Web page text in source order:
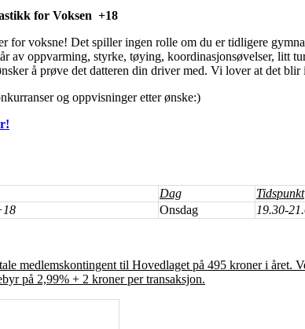
for Voksen +18
for voksne! Det spiller ingen rolle om du er tidligere
av oppvarming, styrke, tøying, koordinasjonsøvelser, litt
å prøve det datteren din driver med. Vi lover at det
og oppvisninger etter ønske:)
Dag Tidspunkt
Onsdag 19.30-
medlemskontingent til Hovedlaget på 495 kroner i året.
på 2,99% + 2 kroner per transaksjon.